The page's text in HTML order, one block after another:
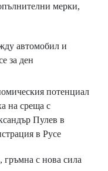
мерки,
автомобил и
за ден
потенциал
на среща с
Пулев в
в Русе
с нова сила